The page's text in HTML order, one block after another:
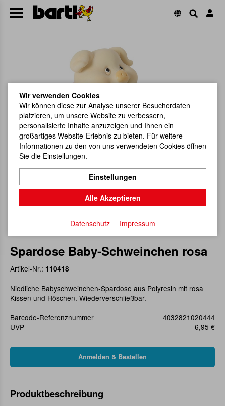
Spardose Baby-Schweinchen rosa
Artikel-Nr.: 110418
Niedliche Babyschweinchen-Spardose aus Polyresin mit rosa
Kissen und Höschen. Wiederverschließbar.
Barcode-Referenznummer
4032821020444
UVP
6,95 €
Produktbeschreibung
Wir verwenden Cookies
Wir können diese zur Analyse unserer Besucherdaten
platzieren, um unsere Website zu verbessern,
personalisierte Inhalte anzuzeigen und Ihnen ein
großartiges Website-Erlebnis zu bieten. Für weitere
Informationen zu den von uns verwendeten Cookies öffnen
Sie die Einstellungen.
Einstellungen
Alle Akzeptieren
Datenschutz Impressum